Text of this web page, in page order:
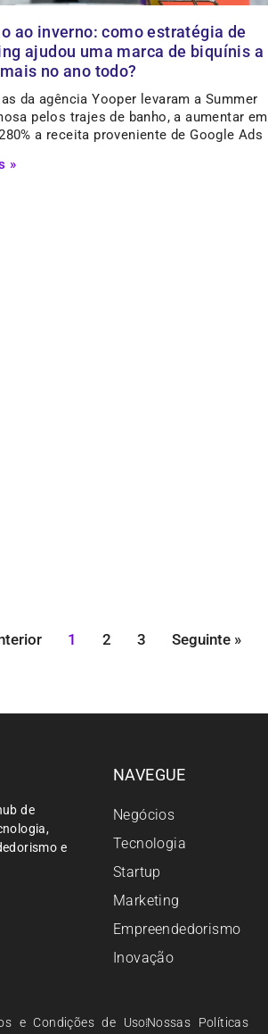
ao inverno: como estratégia de
ajudou uma marca de biquínis a
no ano todo?
da agência Yooper levaram a Summer
pelos trajes de banho, a aumentar em
a receita proveniente de Google Ads
»
1 2 3 Seguinte »
de
e
NAVEGUE
Negócios
Tecnologia
Startup
Marketing
Empreendedorismo
Inovação
e Condições de UsoNossas Políticas